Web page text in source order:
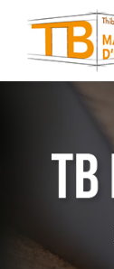
contenu
principal